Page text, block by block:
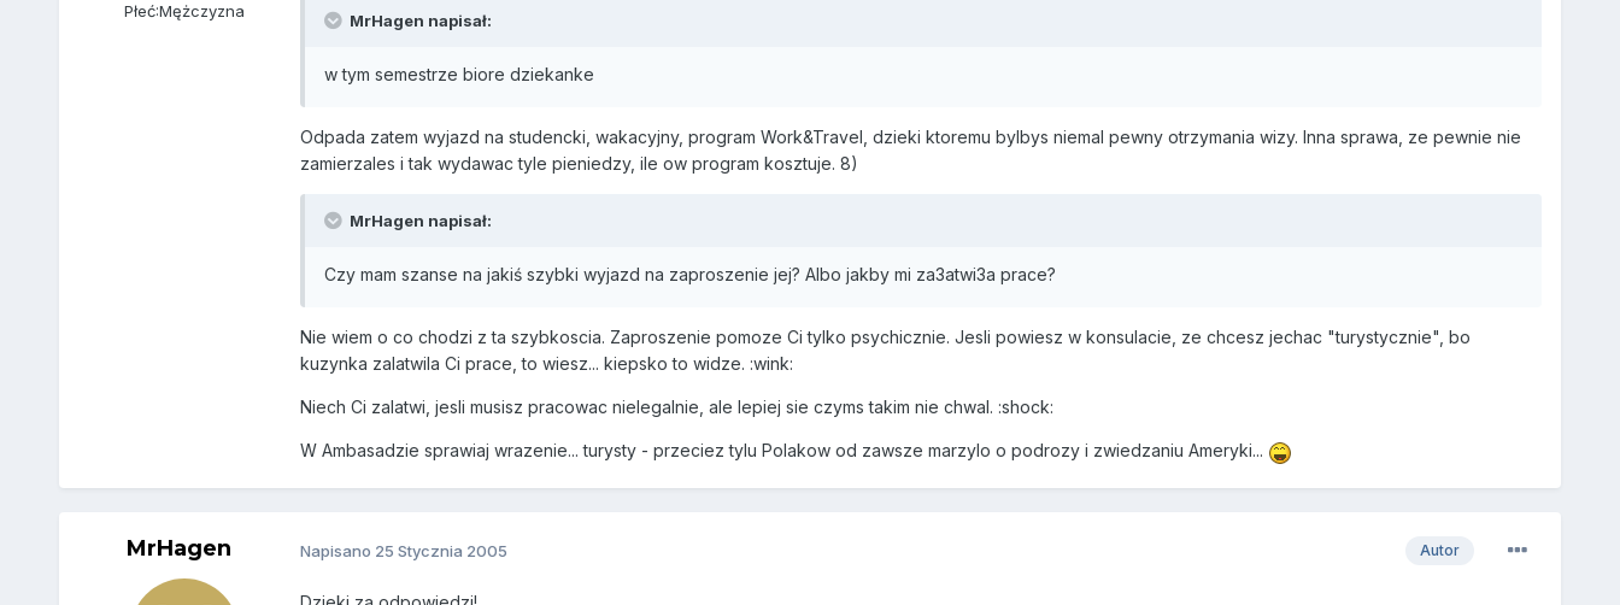
Płeć:Mężczyzna MrHagen napisał:
w tym semestrze biore dziekanke
Odpada zatem wyjazd na studencki, wakacyjny, program Work&Travel, dzieki ktoremu bylbys niemal pewny otrzymania wizy. Inna sprawa, ze pewnie nie
zamierzales i tak wydawac tyle pieniedzy, ile ow program kosztuje. 8)
MrHagen napisał:
Czy mam szanse na jakiś szybki wyjazd na zaproszenie jej? Albo jakby mi za3atwi3a prace?
Nie wiem o co chodzi z ta szybkoscia. Zaproszenie pomoze Ci tylko psychicznie. Jesli powiesz w konsulacie, ze chcesz jechac "turystycznie", bo
kuzynka zalatwila Ci prace, to wiesz... kiepsko to widze. :wink:
Niech Ci zalatwi, jesli musisz pracowac nielegalnie, ale lepiej sie czyms takim nie chwal. :shock:
W Ambasadzie sprawiaj wrazenie... turysty - przeciez tylu Polakow od zawsze marzylo o podrozy i zwiedzaniu Ameryki...
MrHagen Autor
Napisano 25 Stycznia 2005